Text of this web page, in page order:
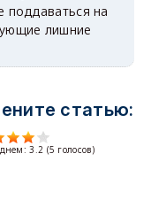
поддаваться на
лишние
статью:
3.2 (5 голосов)